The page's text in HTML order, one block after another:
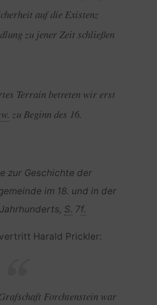
auf die Existenz
zu jener Zeit schließen
Terrain betreten wir erst
zu Beginn des 16.
zur Geschichte der
im 18. und in der
S. 7f.
Harald Prickler:
Forchtenstein war